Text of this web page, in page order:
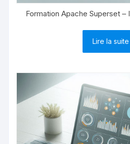
Formation Apache Superset –
Lire la suite